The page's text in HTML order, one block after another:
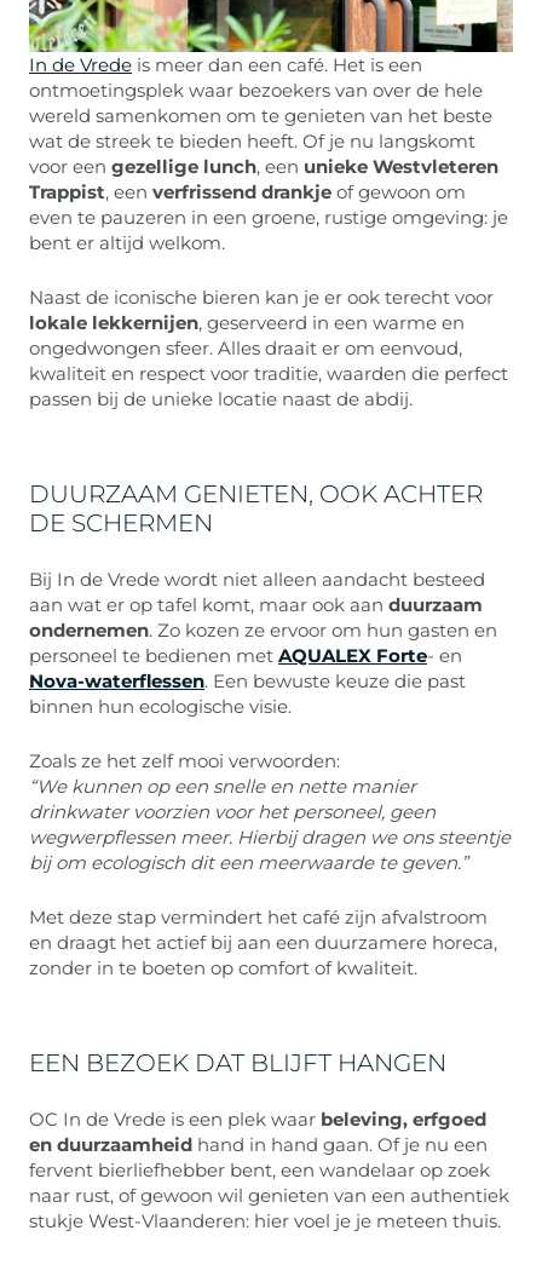
In de Vrede is meer dan een café. Het is een
ontmoetingsplek waar bezoekers van over de hele
wereld samenkomen om te genieten van het beste
wat de streek te bieden heeft. Of je nu langskomt
voor een gezellige lunch, een unieke Westvleteren
Trappist, een verfrissend drankje of gewoon om
even te pauzeren in een groene, rustige omgeving: je
bent er altijd welkom.
Naast de iconische bieren kan je er ook terecht voor
lokale lekkernijen, geserveerd in een warme en
ongedwongen sfeer. Alles draait er om eenvoud,
kwaliteit en respect voor traditie, waarden die perfect
passen bij de unieke locatie naast de abdij.
DUURZAAM GENIETEN, OOK ACHTER
DE SCHERMEN
Bij In de Vrede wordt niet alleen aandacht besteed
aan wat er op tafel komt, maar ook aan duurzaam
ondernemen. Zo kozen ze ervoor om hun gasten en
personeel te bedienen met AQUALEX Forte- en
Nova-waterflessen. Een bewuste keuze die past
binnen hun ecologische visie.
Zoals ze het zelf mooi verwoorden:
“We kunnen op een snelle en nette manier
drinkwater voorzien voor het personeel, geen
wegwerpflessen meer. Hierbij dragen we ons steentje
bij om ecologisch dit een meerwaarde te geven.”
Met deze stap vermindert het café zijn afvalstroom
en draagt het actief bij aan een duurzamere horeca,
zonder in te boeten op comfort of kwaliteit.
EEN BEZOEK DAT BLIJFT HANGEN
OC In de Vrede is een plek waar beleving, erfgoed
en duurzaamheid hand in hand gaan. Of je nu een
fervent bierliefhebber bent, een wandelaar op zoek
naar rust, of gewoon wil genieten van een authentiek
stukje West-Vlaanderen: hier voel je je meteen thuis.